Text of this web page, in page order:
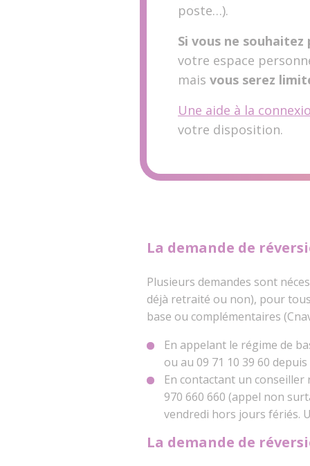
poste…).
Si vous ne
votre espace
mais vous serez
Une aide à la
votre disposition.
La demande de
Plusieurs demandes sont
déjà retraité ou non), pour
base ou complémentaires
En appelant le régime de
ou au 09 71 10 39 60
En contactant un
970 660 660 (appel non
vendredi hors jours fériés.
La demande de